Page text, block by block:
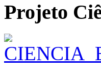
Projeto